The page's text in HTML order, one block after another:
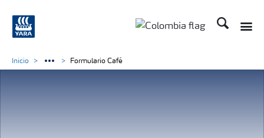
Buscar
Inicio Formulario Café